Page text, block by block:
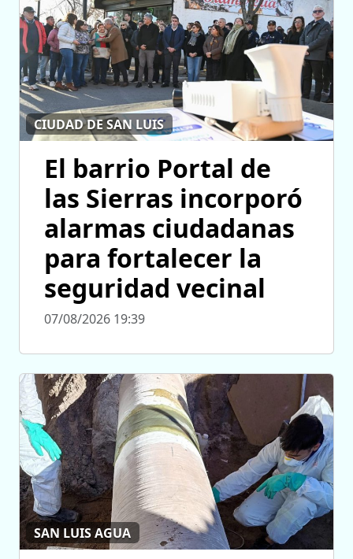
CIUDAD DE SAN LUIS
El barrio Portal de
las Sierras incorporó
alarmas ciudadanas
para fortalecer la
seguridad vecinal
07/08/2026 19:39
SAN LUIS AGUA